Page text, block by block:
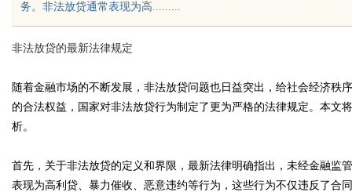
uz
务。非法放贷通常表现为高.........
非法放贷的最新法律规定
随着金融市场的不断发展，非法放贷问题也日益突出，给社会经济秩
的合法权益，国家对非法放贷行为制定了更为严格的法律规定。本文
析。
首先，关于非法放贷的定义和界限，最新法律明确指出，未经金融监
表现为高利贷、暴力催收、恶意违约等行为，这些行为不仅违反了合
家机构函授站教学点
荐你？